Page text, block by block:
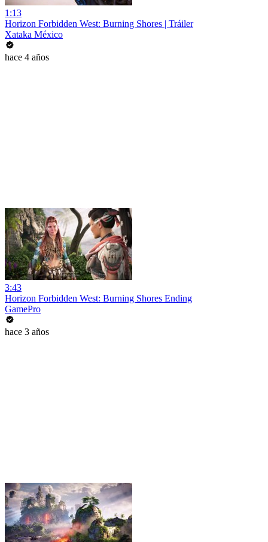
1:13
Horizon Forbidden West: Burning Shores | Tráiler
Xataka México
hace 4 años
3:43
Horizon Forbidden West: Burning Shores Ending
GamePro
hace 3 años